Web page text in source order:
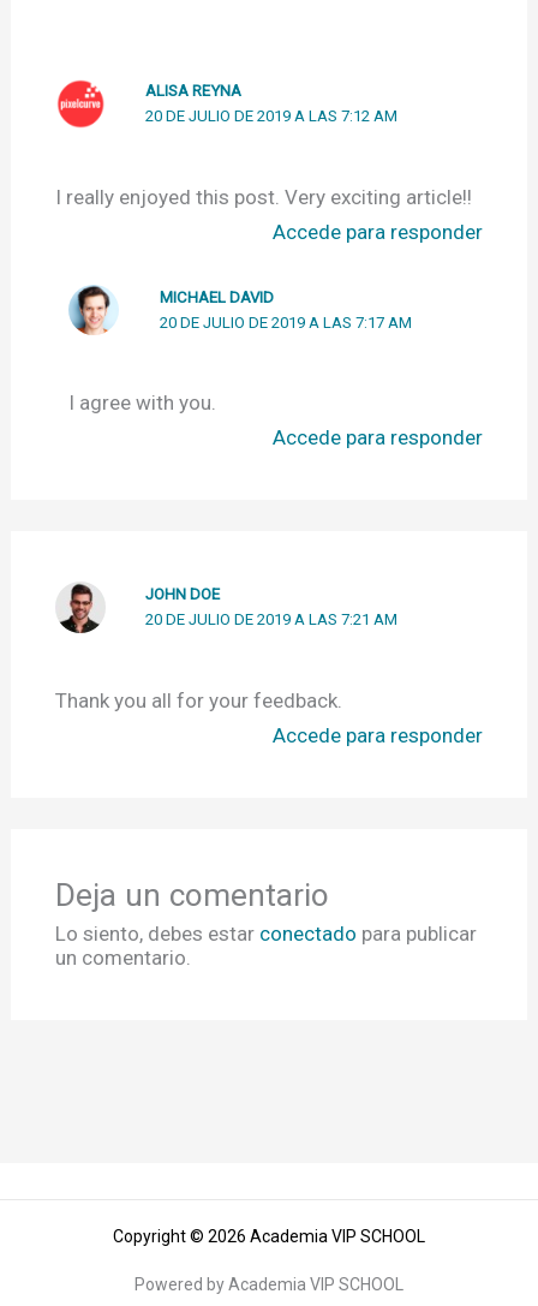
ALISA REYNA
20 DE JULIO DE 2019 A LAS 7:12 AM
I really enjoyed this post. Very exciting article!!
Accede para responder
MICHAEL DAVID
20 DE JULIO DE 2019 A LAS 7:17 AM
I agree with you.
Accede para responder
JOHN DOE
20 DE JULIO DE 2019 A LAS 7:21 AM
Thank you all for your feedback.
Accede para responder
Deja un comentario
Lo siento, debes estar conectado para publicar
un comentario.
Copyright © 2026 Academia VIP SCHOOL
Powered by Academia VIP SCHOOL